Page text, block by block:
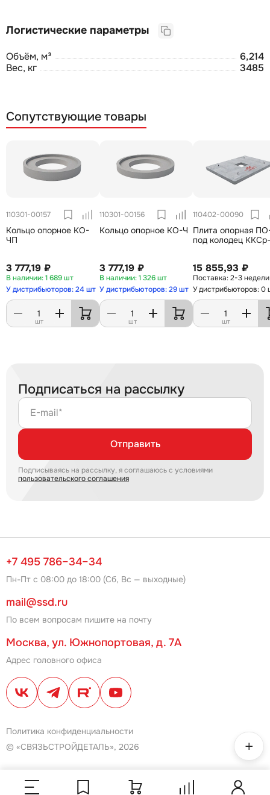
Логистические параметры
Объём, м³
6,214
Вес, кг
3485
Сопутствующие товары
110301-00157
Кольцо опорное КО-
ЧП
3 777,19 ₽
1 689 шт
У дистрибьюторов: 24 шт
шт
110301-00156
Кольцо опорное КО-Ч
3 777,19 ₽
1 326 шт
У дистрибьюторов: 29 шт
шт
110402-00090
Плита опорная
под колодец
15 855,93 ₽
2-3 недели
У дистрибьюторов: 0
шт
Подписаться на рассылку
E-mail*
Отправить
Подписываясь на рассылку, я соглашаюсь с условиями
пользовательского соглашения
+7 495 786–34–34
Пн-Пт с 08:00 до 18:00 (Сб, Вс — выходные)
mail@ssd.ru
По всем вопросам пишите на почту
Москва, ул. Южнопортовая, д. 7А
Адрес головного офиса
Политика конфиденциальности
© «СВЯЗЬСТРОЙДЕТАЛЬ», 2026